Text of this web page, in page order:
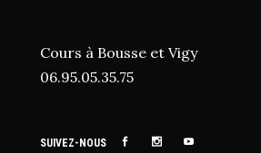
Cours à Bousse et Vigy
06.95.05.35.75
SUIVEZ-NOUS